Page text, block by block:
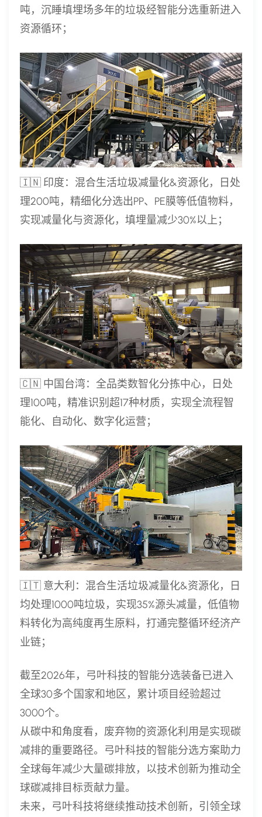
吨，沉睡填埋场多年的垃圾经智能分选重新进入
资源循环；
🇮🇳 印度：混合生活垃圾减量化&资源化，日处
理200吨，精细化分选出PP、PE膜等低值物料，
实现减量化与资源化，填埋量减少30%以上；
🇨🇳 中国台湾：全品类数智化分拣中心，日处
理100吨，精准识别超17种材质，实现全流程智
能化、自动化、数字化运营；
🇮🇹 意大利：混合生活垃圾减量化&资源化，日
均处理1000吨垃圾，实现35%源头减量，低值物
料转化为高纯度再生原料，打通完整循环经济产
业链；
截至2026年，弓叶科技的智能分选装备已进入
全球30多个国家和地区，累计项目经验超过
3000个。
从碳中和角度看，废弃物的资源化利用是实现碳
减排的重要路径。弓叶科技的智能分选方案助力
全球每年减少大量碳排放，以技术创新为推动全
球碳减排目标贡献力量。
未来，弓叶科技将继续推动技术创新，引领全球